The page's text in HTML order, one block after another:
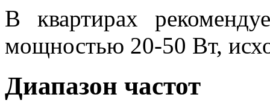
В квартирах
мощностью 20-50 Вт,
Диапазон частот